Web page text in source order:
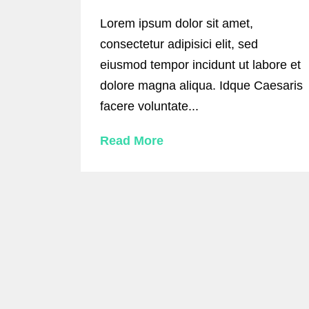
Lorem ipsum dolor sit amet,
consectetur adipisici elit, sed
eiusmod tempor incidunt ut labore et
dolore magna aliqua. Idque Caesaris
facere voluntate...
Read More